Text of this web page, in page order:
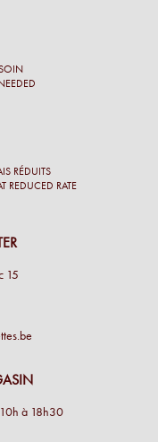
RÉDUITS
REDUCED RATE
15
à 18h30